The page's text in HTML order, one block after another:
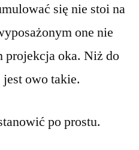
się nie stoi na
one nie
projekcja oka. Niż do
owo takie.
po prostu.